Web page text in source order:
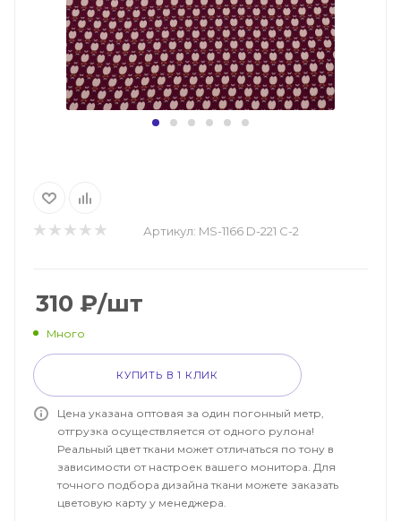
Артикул: MS-1166 D-221 C-2
310 ₽/шт
Много
КУПИТЬ В 1 КЛИК
Цена указана оптовая за один погонный метр,
отгрузка осуществляется от одного рулона!
Реальный цвет ткани может отличаться по тону в
зависимости от настроек вашего монитора. Для
точного подбора дизайна ткани можете заказать
цветовую карту у менеджера.